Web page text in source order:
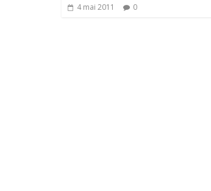
4 mai 2011 0